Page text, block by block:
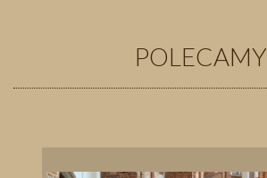
POLECAMY